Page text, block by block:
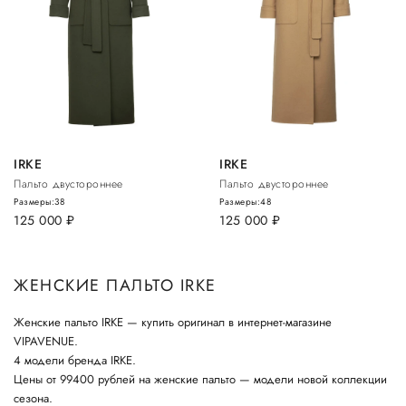
IRKE
Пальто двустороннее
125 000 руб.
Размеры:38
IRKE
Пальто двустороннее
125 000 руб.
Размеры:48
ЖЕНСКИЕ ПАЛЬТО IRKE
Женские пальто IRKE — купить оригинал в интернет-магазине
VIPAVENUE.
4 модели бренда IRKE.
Цены от 99400 рублей на женские пальто — модели новой коллекции
сезона.